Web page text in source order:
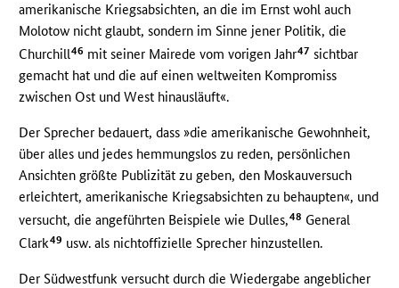
amerikanische Kriegsabsichten, an die im Ernst wohl auch
Molotow nicht glaubt, sondern im Sinne jener Politik, die
Churchill46 mit seiner Mairede vom vorigen Jahr47 sichtbar
gemacht hat und die auf einen weltweiten Kompromiss
zwischen Ost und West hinausläuft«.
Der Sprecher bedauert, dass »die amerikanische Gewohnheit,
über alles und jedes hemmungslos zu reden, persönlichen
Ansichten größte Publizität zu geben, den Moskauversuch
erleichtert, amerikanische Kriegsabsichten zu behaupten«, und
versucht, die angeführten Beispiele wie Dulles,48 General
Clark49 usw. als nichtoffizielle Sprecher hinzustellen.
Der Südwestfunk versucht durch die Wiedergabe angeblicher